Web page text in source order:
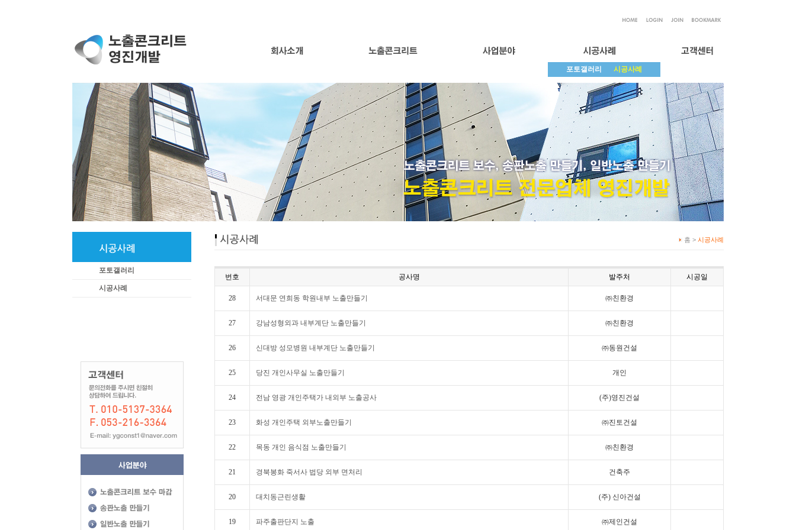
포토갤러리 시공사례
포토갤러리
시공사례
홈 > 시공사례
번호 공사명 발주처 시공일
28 서대문 연희동 학원내부 노출만들기 ㈜친환경
27 강남성형외과 내부계단 노출만들기 ㈜친환경
26 신대방 성모병원 내부계단 노출만들기 ㈜동원건설
25 당진 개인사무실 노출만들기 개인
24 전남 영광 개인주택가 내외부 노출공사 (주)영진건설
23 화성 개인주택 외부노출만들기 ㈜진토건설
22 목동 개인 음식점 노출만들기 ㈜친환경
21 경북봉화 죽서사 법당 외부 면처리 건축주
20 대치동근린생활 (주) 신아건설
19 파주출판단지 노출 ㈜제인건설